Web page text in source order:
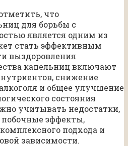
что
для борьбы с
является одним из
стать эффективным
выздоровления
капельниц включают
снижение
и общее улучшение
состояния
учитывать недостатки,
эффекты,
подхода и
зависимости.